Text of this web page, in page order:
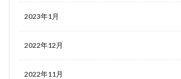
2023年1月
2022年12月
2022年11月